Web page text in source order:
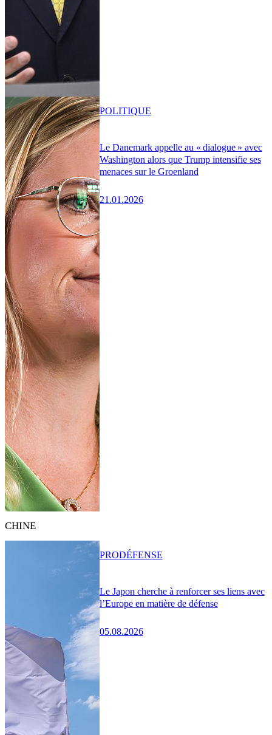
Le Danemark appelle au « dialogue » avec
Washington alors que Trump intensifie ses
menaces sur le Groenland
21.01.2026
POLITIQUE
CHINE
Le Japon cherche à renforcer ses liens avec
l’Europe en matière de défense
05.08.2026
PRODÉFENSE